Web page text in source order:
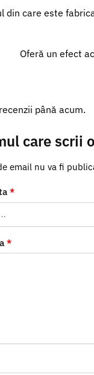
din care este
Oferă un efect
până acum.
care scrii
email nu va fi
*
*